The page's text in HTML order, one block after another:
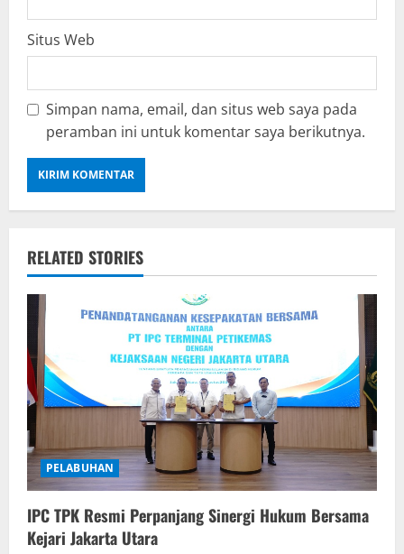
Situs Web
Simpan nama, email, dan situs web saya pada
peramban ini untuk komentar saya berikutnya.
RELATED STORIES
PELABUHAN
IPC TPK Resmi Perpanjang Sinergi Hukum Bersama
Kejari Jakarta Utara